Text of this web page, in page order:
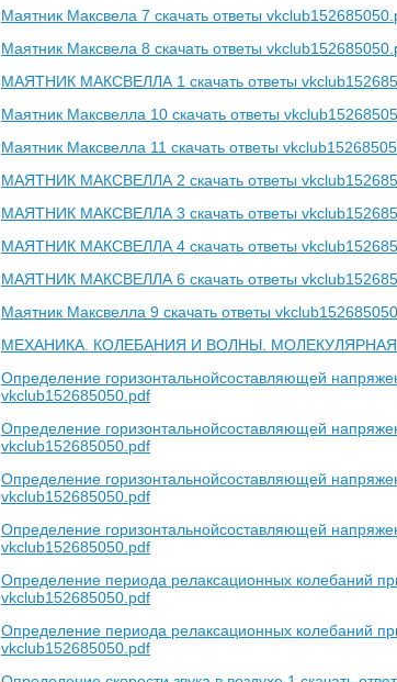
Маятник Максвела 7 скачать ответы
Маятник Максвела 8 скачать ответы
МАЯТНИК МАКСВЕЛЛА 1 скачать ответы
Маятник Максвелла 10 скачать ответы
Маятник Максвелла 11 скачать ответы
МАЯТНИК МАКСВЕЛЛА 2 скачать ответы
МАЯТНИК МАКСВЕЛЛА 3 скачать ответы
МАЯТНИК МАКСВЕЛЛА 4 скачать ответы
МАЯТНИК МАКСВЕЛЛА 6 скачать ответы
Маятник Максвелла 9 скачать ответы
МЕХАНИКА. КОЛЕБАНИЯ И ВОЛНЫ. МОЛЕКУЛЯРНАЯ
Определение горизонтальнойсоставляющей
vkclub152685050.pdf
Определение горизонтальнойсоставляющей
vkclub152685050.pdf
Определение горизонтальнойсоставляющей
vkclub152685050.pdf
Определение горизонтальнойсоставляющей
vkclub152685050.pdf
Определение периода релаксационных колебаний
vkclub152685050.pdf
Определение периода релаксационных колебаний
vkclub152685050.pdf